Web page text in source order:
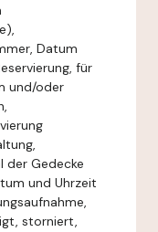
Datum
für
und/oder
der Gedecke
und Uhrzeit
storniert,